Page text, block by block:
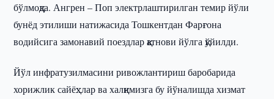
бўлмоқда. Ангрен – Поп электрлаштирилган темир йўли
бунёд этилиши натижасида Тошкентдан Фарғона
водийсига замонавий поездлар қатнови йўлга қўйилди.
Йўл инфратузилмасини ривожлантириш баробарида
хорижлик сайёҳлар ва халқимизга бу йўналишда хизмат